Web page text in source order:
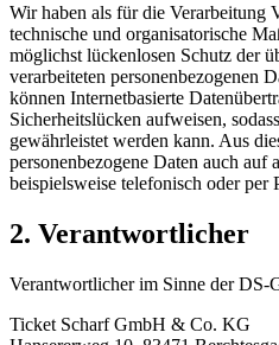
Wir haben als für die Verarbeitung
technische und organisatorische
möglichst lückenlosen Schutz der
verarbeiteten personenbezogenen
können Internetbasierte
Sicherheitslücken aufweisen,
gewährleistet werden kann. Aus
personenbezogene Daten auch auf
beispielsweise telefonisch oder per
2. Verantwortlicher
Verantwortlicher im Sinne der DS-
Ticket Scharf GmbH & Co. KG